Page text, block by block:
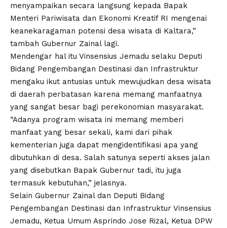
menyampaikan secara langsung kepada Bapak
Menteri Pariwisata dan Ekonomi Kreatif RI mengenai
keanekaragaman potensi desa wisata di Kaltara,”
tambah Gubernur Zainal lagi.
Mendengar hal itu Vinsensius Jemadu selaku Deputi
Bidang Pengembangan Destinasi dan Infrastruktur
mengaku ikut antusias untuk mewujudkan desa wisata
di daerah perbatasan karena memang manfaatnya
yang sangat besar bagi perekonomian masyarakat.
“Adanya program wisata ini memang memberi
manfaat yang besar sekali, kami dari pihak
kementerian juga dapat mengidentifikasi apa yang
dibutuhkan di desa. Salah satunya seperti akses jalan
yang disebutkan Bapak Gubernur tadi, itu juga
termasuk kebutuhan,” jelasnya.
Selain Gubernur Zainal dan Deputi Bidang
Pengembangan Destinasi dan Infrastruktur Vinsensius
Jemadu, Ketua Umum Asprindo Jose Rizal, Ketua DPW